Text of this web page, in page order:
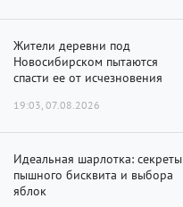
Жители деревни под
Новосибирском пытаются
спасти ее от исчезновения
19:03, 07.08.2026
Идеальная шарлотка: секреты
пышного бисквита и выбора
яблок